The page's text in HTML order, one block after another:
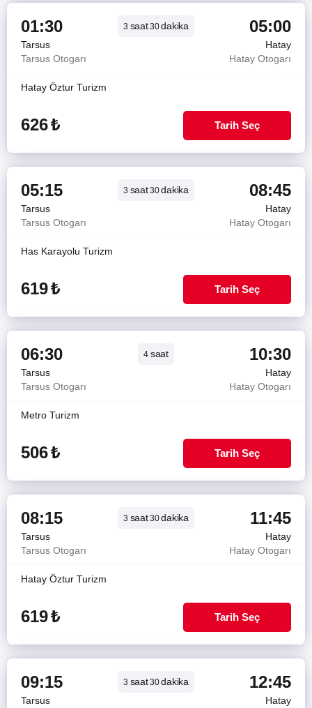
01:30 3 saat30dakika 05:00
Tarsus
Hatay
Tarsus Otogarı
Hatay Otogarı
Hatay Öztur Turizm
626₺ Tarih Seç
05:15 3 saat30dakika 08:45
Tarsus
Hatay
Tarsus Otogarı
Hatay Otogarı
Has Karayolu Turizm
619₺ Tarih Seç
06:30 4 saat 10:30
Tarsus
Hatay
Tarsus Otogarı
Hatay Otogarı
Metro Turizm
506₺ Tarih Seç
08:15 3 saat30dakika 11:45
Tarsus
Hatay
Tarsus Otogarı
Hatay Otogarı
Hatay Öztur Turizm
619₺ Tarih Seç
09:15 3 saat30dakika 12:45
Tarsus
Hatay